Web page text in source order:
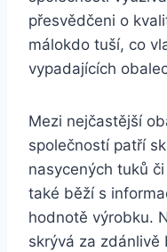
přesvědčeni o
málokdo tuší, co
vypadajících
Mezi nejčastější
společností patří
nasycených tuků
také běží s
hodnotě výrobku.
skrývá za zdánlivě